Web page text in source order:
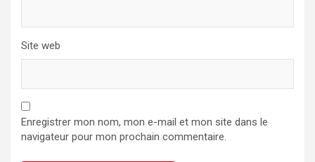
Site web
Enregistrer mon nom, mon e-mail et mon site dans le
navigateur pour mon prochain commentaire.